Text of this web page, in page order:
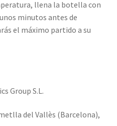
llena la botella con
minutos antes de
el máximo partido a su
Group S.L.
del Vallès (Barcelona),